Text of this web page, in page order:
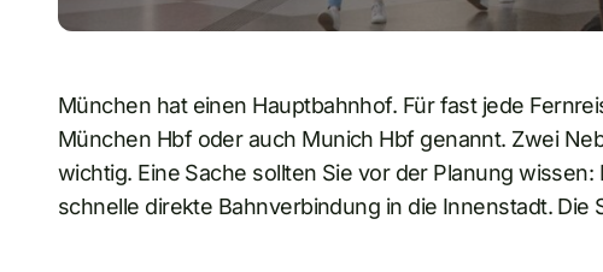
München hat einen Hauptbahnhof. Für fast jede
München Hbf oder auch Munich Hbf genannt. Zwei
wichtig. Eine Sache sollten Sie vor der Planung
schnelle direkte Bahnverbindung in die Innenstadt.